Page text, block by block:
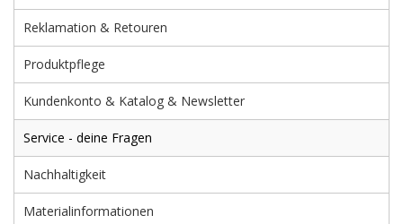
Reklamation & Retouren
Produktpflege
Kundenkonto & Katalog & Newsletter
Service - deine Fragen
Nachhaltigkeit
Materialinformationen